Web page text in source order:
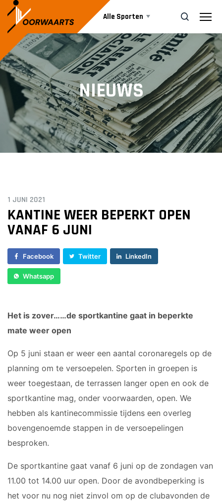
Alle Sporten
Nieuws
Events
Business
Sponsor worden
Ledenshop
ZOEK
NIEUWS
1 JUNI 2021
KANTINE WEER BEPERKT OPEN
VANAF 6 JUNI
Facebook Twitter LinkedIn
Whatsapp
Het is zover……de sportkantine gaat in beperkte
mate weer open
Op 5 juni staan er weer een aantal coronaregels op de
planning om te versoepelen. Sporten in groepen is
weer toegestaan, de terrassen langer open en ook de
sportkantine mag, onder voorwaarden, open. We
hebben als kantinecommissie tijdens een overleg
bovengenoemde stappen in de versoepelingen
besproken.
De sportkantine gaat vanaf 6 juni op de zondagen van
11.00 tot 14.00 uur open. Door de avondbeperking is
het voor nu nog niet zinvol om op de clubavonden de